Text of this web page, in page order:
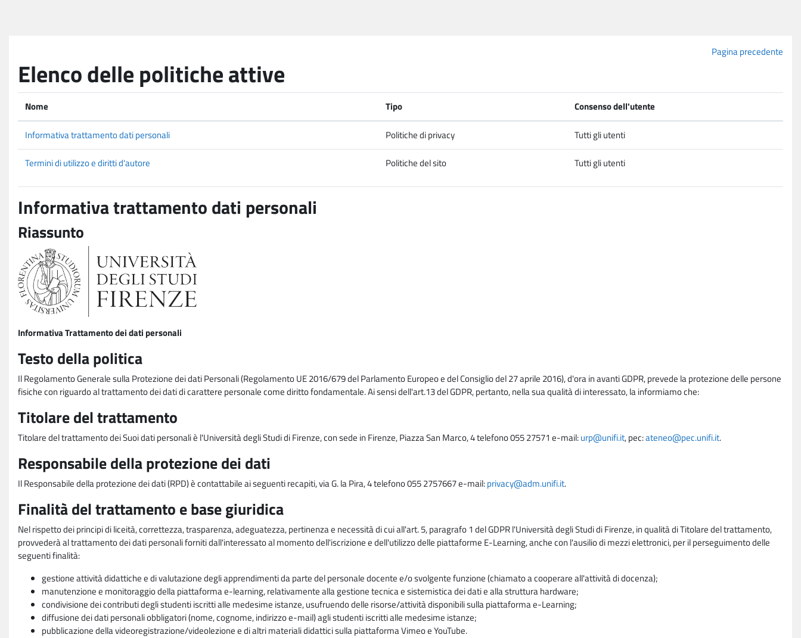
Pagina precedente
Elenco delle politiche attive
Nome Tipo Consenso dell'utente
Informativa trattamento dati personali Politiche di privacy Tutti gli utenti
Termini di utilizzo e diritti d'autore Politiche del sito Tutti gli utenti
Informativa trattamento dati personali
Riassunto
Informativa Trattamento dei dati personali
Testo della politica
Il Regolamento Generale sulla Protezione dei dati Personali (Regolamento UE 2016/679 del Parlamento Europeo e del Consiglio del 27 aprile 2016), d'ora in avanti GDPR, prevede la protezione delle persone
fisiche con riguardo al trattamento dei dati di carattere personale come diritto fondamentale. Ai sensi dell'art.13 del GDPR, pertanto, nella sua qualità di interessato, la informiamo che:
Titolare del trattamento
Titolare del trattamento dei Suoi dati personali è l'Università degli Studi di Firenze, con sede in Firenze, Piazza San Marco, 4 telefono 055 27571 e-mail:urp@unifi.it, pec:ateneo@pec.unifi.it.
Responsabile della protezione dei dati
Il Responsabile della protezione dei dati (RPD) è contattabile ai seguenti recapiti, via G. la Pira, 4 telefono 055 2757667 e-mail:privacy@adm.unifi.it.
Finalità del trattamento e base giuridica
Nel rispetto dei principi di liceità, correttezza, trasparenza, adeguatezza, pertinenza e necessità di cui all'art. 5, paragrafo 1 del GDPR l'Università degli Studi di Firenze, in qualità di Titolare del trattamento,
provvederà al trattamento dei dati personali forniti dall'interessato al momento dell'iscrizione e dell'utilizzo delle piattaforme E-Learning, anche con l'ausilio di mezzi elettronici, per il perseguimento delle
seguenti finalità:
gestione attività didattiche e di valutazione degli apprendimenti da parte del personale docente e/o svolgente funzione (chiamato a cooperare all'attività di docenza);
manutenzione e monitoraggio della piattaforma e-learning, relativamente alla gestione tecnica e sistemistica dei dati e alla struttura hardware;
condivisione dei contributi degli studenti iscritti alle medesime istanze, usufruendo delle risorse/attività disponibili sulla piattaforma e-Learning;
diffusione dei dati personali obbligatori (nome, cognome, indirizzo e-mail) agli studenti iscritti alle medesime istanze;
pubblicazione della videoregistrazione/videolezione e di altri materiali didattici sulla piattaforma Vimeo e YouTube.